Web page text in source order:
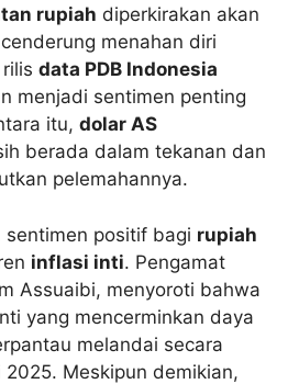
rupiah diperkirakan akan
menahan diri
data PDB Indonesia
menjadi sentimen penting
itu, dolar AS
berada dalam tekanan dan
pelemahannya.
sentimen positif bagi rupiah
inflasi inti. Pengamat
Assuaibi, menyoroti bahwa
yang mencerminkan daya
melandai secara
Meskipun demikian,